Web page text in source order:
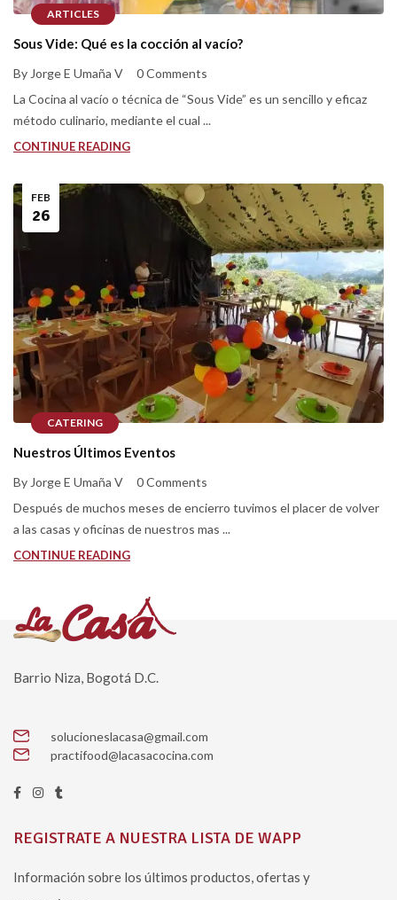
ARTICLES
Sous Vide: Qué es la cocción al vacío?
By Jorge E Umaña V
0 Comments
La Cocina al vacío o técnica de “Sous Vide” es un sencillo y eficaz
método culinario, mediante el cual ...
CONTINUE READING
CATERING
FEB
26
Nuestros Últimos Eventos
By Jorge E Umaña V
0 Comments
Después de muchos meses de encierro tuvimos el placer de volver
a las casas y oficinas de nuestros mas ...
CONTINUE READING
Barrio Niza, Bogotá D.C.
solucioneslacasa@gmail.com
practifood@lacasacocina.com
REGISTRATE A NUESTRA LISTA DE WAPP
Información sobre los últimos productos, ofertas y